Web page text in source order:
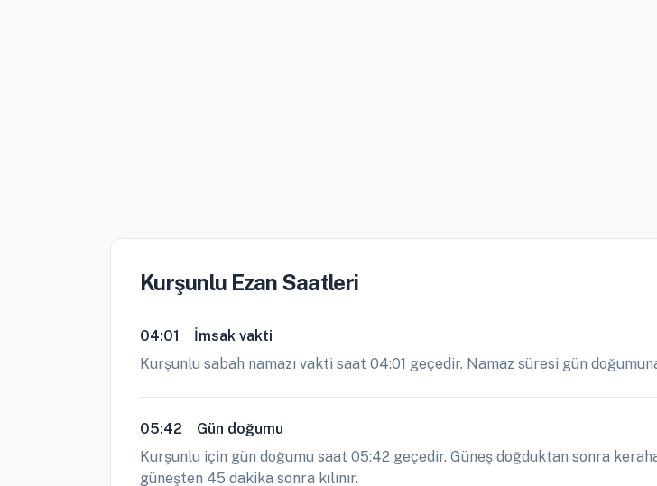
Kurşunlu Ezan Saatleri
04:01
İmsak vakti
Kurşunlu sabah namazı vakti saat 04:01 geçedir. Namaz süresi gün
05:42
Gün doğumu
Kurşunlu için gün doğumu saat 05:42 geçedir. Güneş doğduktan sonra
güneşten 45 dakika sonra kılınır.